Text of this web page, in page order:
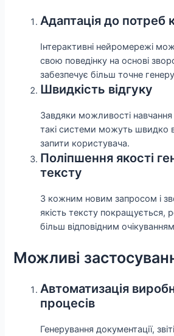
Адаптація до потреб
Інтерактивні нейромережі
свою поведінку на основі
забезпечує більш точне
Швидкість відгуку
Завдяки можливості навчання
такі системи можуть швидко
запити користувача.
Поліпшення якості
тексту
З кожним новим запросом і
якість тексту покращується,
більш відповідним
Можливі
Автоматизація
процесів
Генерування документації,